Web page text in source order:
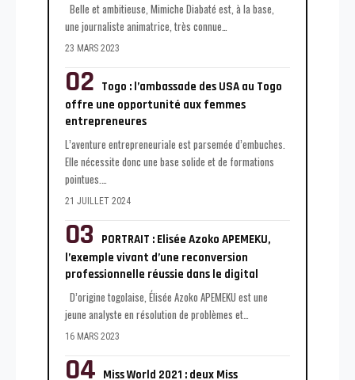
Belle et ambitieuse, Mimiche Diabaté est, à la base,
une journaliste animatrice, très connue…
23 MARS 2023
Togo : l’ambassade des USA au Togo
offre une opportunité aux femmes
entrepreneures
L’aventure entrepreneuriale est parsemée d’embuches.
Elle nécessite donc une base solide et de formations
pointues.…
21 JUILLET 2024
PORTRAIT : Elisée Azoko APEMEKU,
l’exemple vivant d’une reconversion
professionnelle réussie dans le digital
D’origine togolaise, Élisée Azoko APEMEKU est une
jeune analyste en résolution de problèmes et…
16 MARS 2023
Miss World 2021 : deux Miss